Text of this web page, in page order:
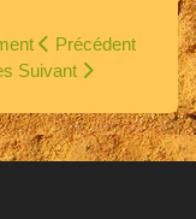
Précédent
Suivant